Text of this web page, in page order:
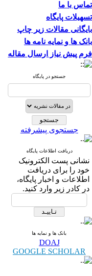
تماس با ما
تسهیلات پایگاه
بایگانی مقالات زیر چاپ
بانک ها و نمایه نامه ها
فرم پیش نیاز ارسال مقاله
جستجو در پایگاه
جستجوی پیشرفته
دریافت اطلاعات پایگاه
نشانی پست الکترونیک
خود را برای دریافت
اطلاعات و اخبار پایگاه،
در کادر زیر وارد کنید.
بانک ها و نمایه ها
DOAJ
GOOGLE SCHOLAR